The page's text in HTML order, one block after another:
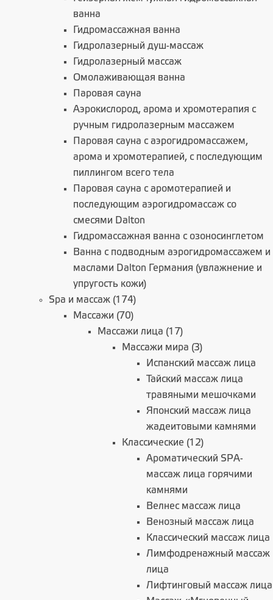
ванна
Гидромассажная ванна
Гидролазерный душ-массаж
Гидролазерный массаж
Омолаживающая ванна
Паровая сауна
Аэрокислород, арома и хромотерапия с
ручным гидролазерным массажем
Паровая сауна c аэрогидромассажем,
арома и хромотерапией, с последующим
пиллингом всего тела
Паровая сауна с аромотерапией и
последующим аэрогидромассаж со
смесями Dalton
Гидромассажная ванна с озоносинглетом
Ванна с подводным аэрогидромассажем и
маслами Dalton Германия (увлажнение и
упругость кожи)
Spa и массаж (174)
Массажи (70)
Массажи лица (17)
Массажи мира (3)
Испанский массаж лица
Тайский массаж лица
травяными мешочками
Японский массаж лица
жадеитовыми камнями
Классические (12)
Ароматический SPA-
массаж лица горячими
камнями
Велнес массаж лица
Венозный массаж лица
Классический массаж лица
Лимфодренажный массаж
лица
Лифтинговый массаж лица